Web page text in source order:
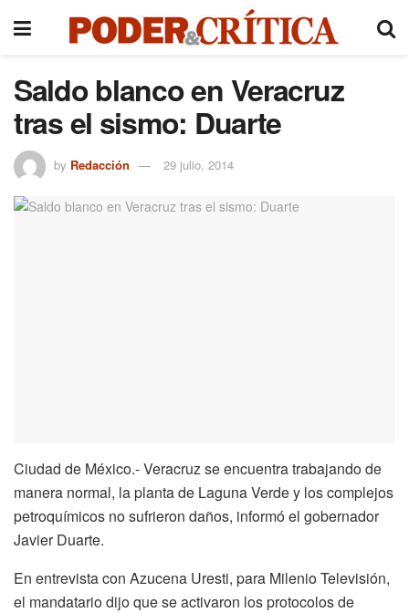
Saldo blanco en Veracruz
tras el sismo: Duarte
by Redacción 29 julio, 2014
Ciudad de México.- Veracruz se encuentra trabajando de
manera normal, la planta de Laguna Verde y los complejos
petroquímicos no sufrieron daños, informó el gobernador
Javier Duarte.
En entrevista con Azucena Uresti, para Milenio Televisión,
el mandatario dijo que se activaron los protocolos de